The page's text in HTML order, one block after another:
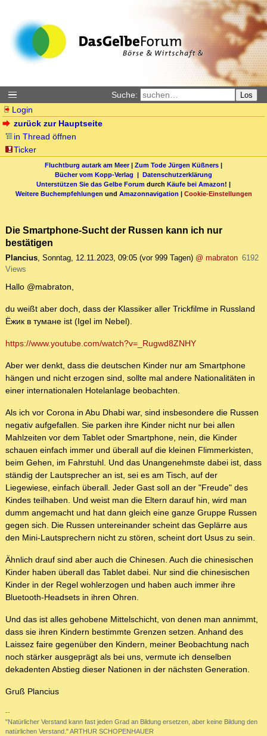
Suche: Los
Login
zurück zur Hauptseite
in Thread öffnen
Ticker
Fluchtburg autark am Meer| Zum Tode Jürgen Küßners |
Bücher vom Kopp-Verlag | Datenschutzerklärung
Unterstützen Sie das Gelbe Forum durch Käufe bei Amazon! |
Weitere Buchempfehlungen und Amazonnavigation | Cookie-Einstellungen
Die Smartphone-Sucht der Russen kann ich nur
bestätigen
Plancius, Sonntag, 12.11.2023, 09:05 (vor 999 Tagen) @ mabraton 6192
Views
Hallo @mabraton,
du weißt aber doch, dass der Klassiker aller Trickfilme in Russland
Ёжик в тумане ist (Igel im Nebel).
https://www.youtube.com/watch?v=_Rugwd8ZNHY
Aber wer denkt, dass die deutschen Kinder nur am Smartphone
hängen und nicht erzogen sind, sollte mal andere Nationalitäten in
einer internationalen Hotelanlage beobachten.
Als ich vor Corona in Abu Dhabi war, sind insbesondere die Russen
negativ aufgefallen. Sie parken ihre Kinder nicht nur bei allen
Mahlzeiten vor dem Tablet oder Smartphone, nein, die Kinder
schauen einfach immer und überall auf die kleinen Flimmerkisten,
beim Gehen, im Fahrstuhl. Und das Unangenehmste dabei ist, dass
ständig der Lautsprecher an ist, sei es am Tisch, auf der
Liegewiese, einfach überall. Jeder Gast soll an der "Freude" des
Kindes teilhaben. Und weist man die Eltern darauf hin, wird man
dumm angemacht und hat dann gleich eine ganze Gruppe Russen
gegen sich. Die Russen untereinander scheint das Geplärre aus
den Mini-Lautsprechern nicht zu stören, scheint dort Usus zu sein.
Ähnlich drauf sind aber auch die Chinesen. Auch die chinesischen
Kinder haben überall das Tablet dabei. Nur sind die chinesischen
Kinder in der Regel wohlerzogen und haben auch immer ihre
Bluetooth-Headsets in ihren Ohren.
Und das ist alles gehobene Mittelschicht, von denen man annimmt,
dass sie ihren Kindern bestimmte Grenzen setzen. Anhand des
Laissez faire gegenüber den Kindern, meiner Beobachtung nach
noch stärker ausgeprägt als bei uns, vermute ich denselben
dekadenten Abstieg dieser Nationen in der nächsten Generation.
Gruß Plancius
--
"Natürlicher Verstand kann fast jeden Grad an Bildung ersetzen, aber keine Bildung den
natürlichen Verstand." ARTHUR SCHOPENHAUER